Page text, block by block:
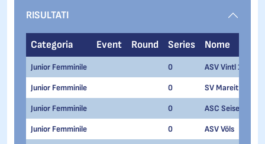
RISULTATI
Categoria Event Round Series Nome
Junior Femminile 0 ASV Vintl 1
Junior Femminile 0 SV Mareit
Junior Femminile 0 ASC Seiser Alm
Junior Femminile 0 ASV Völs